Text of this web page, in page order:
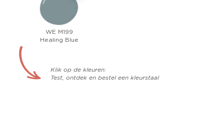
WE M199
Healing Blue
Klik op de kleuren:
Test, ontdek en bestel een kleurstaal